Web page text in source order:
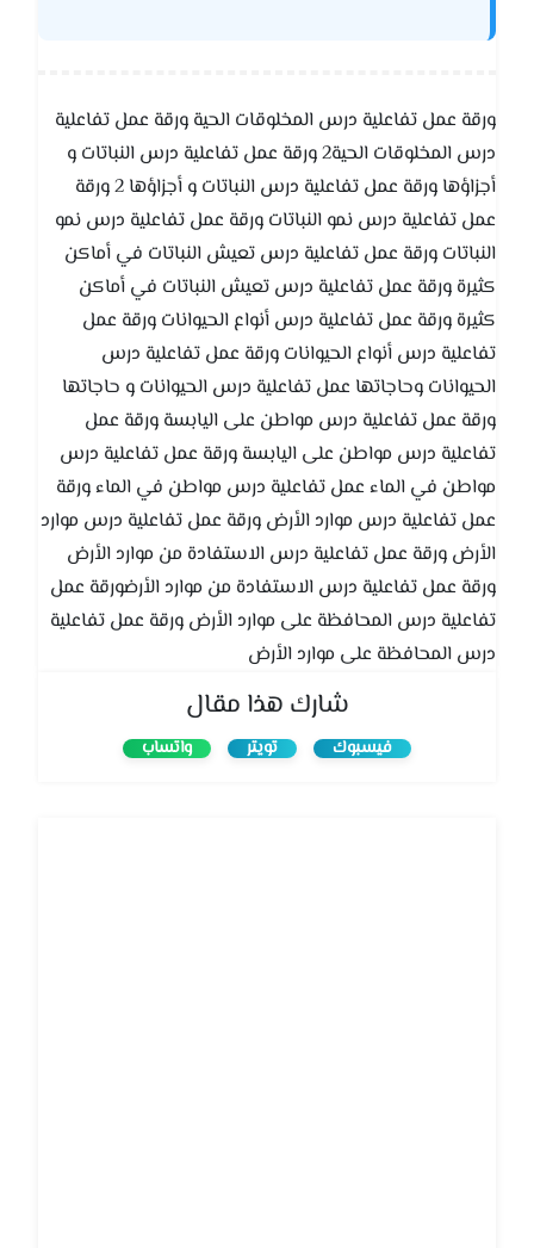
ورقة عمل تفاعلية درس المخلوقات الحية ورقة عمل تفاعلية
درس المخلوقات الحية2 ورقة عمل تفاعلية درس النباتات و
أجزاؤها ورقة عمل تفاعلية درس النباتات و أجزاؤها 2 ورقة
عمل تفاعلية درس نمو النباتات ورقة عمل تفاعلية درس نمو
النباتات ورقة عمل تفاعلية درس تعيش النباتات في أماكن
كثيرة ورقة عمل تفاعلية درس تعيش النباتات في أماكن
كثيرة ورقة عمل تفاعلية درس أنواع الحيوانات ورقة عمل
تفاعلية درس أنواع الحيوانات ورقة عمل تفاعلية درس
الحيوانات وحاجاتها عمل تفاعلية درس الحيوانات و حاجاتها
ورقة عمل تفاعلية درس مواطن على اليابسة ورقة عمل
تفاعلية درس مواطن على اليابسة ورقة عمل تفاعلية درس
مواطن في الماء عمل تفاعلية درس مواطن في الماء ورقة
عمل تفاعلية درس موارد الأرض ورقة عمل تفاعلية درس موارد
الأرض ورقة عمل تفاعلية درس الاستفادة من موارد الأرض
ورقة عمل تفاعلية درس الاستفادة من موارد الأرضورقة عمل
تفاعلية درس المحافظة على موارد الأرض ورقة عمل تفاعلية
درس المحافظة على موارد الأرض
شارك هذا مقال
فيسبوك تويتر واتساب